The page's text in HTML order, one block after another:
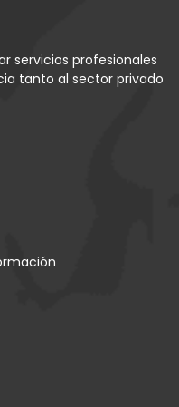
servicios profesionales
tanto al sector privado